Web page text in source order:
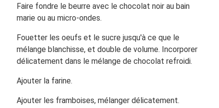
Faire fondre le beurre avec le chocolat noir au bain
marie ou au micro-ondes.
Fouetter les oeufs et le sucre jusqu'à ce que le
mélange blanchisse, et double de volume. Incorporer
délicatement dans le mélange de chocolat refroidi.
Ajouter la farine.
Ajouter les framboises, mélanger délicatement.